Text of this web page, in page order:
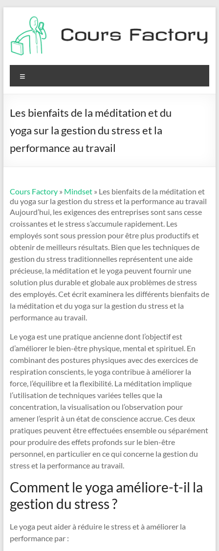
contenu
Cours
Factory
Les bienfaits de la méditation et du
yoga sur la gestion du stress et la
performance au travail
Cours Factory» Mindset» Les bienfaits de la méditation et
du yoga sur la gestion du stress et la performance au travail
Aujourd’hui, les exigences des entreprises sont sans cesse
croissantes et le stress s’accumule rapidement. Les
employés sont sous pression pour être plus productifs et
obtenir de meilleurs résultats. Bien que les techniques de
gestion du stress traditionnelles représentent une aide
précieuse, la méditation et le yoga peuvent fournir une
solution plus durable et globale aux problèmes de stress
des employés. Cet écrit examinera les différents bienfaits de
la méditation et du yoga sur la gestion du stress et la
performance au travail.
Le yoga est une pratique ancienne dont l’objectif est
d’améliorer le bien-être physique, mental et spirituel. En
combinant des postures physiques avec des exercices de
respiration conscients, le yoga contribue à améliorer la
force, l’équilibre et la flexibilité. La méditation implique
l’utilisation de techniques variées telles que la
concentration, la visualisation ou l’observation pour
amener l’esprit à un état de conscience accrue. Ces deux
pratiques peuvent être effectuées ensemble ou séparément
pour produire des effets profonds sur le bien-être
personnel, en particulier en ce qui concerne la gestion du
stress et la performance au travail.
Comment le yoga améliore-t-il la
gestion du stress ?
Le yoga peut aider à réduire le stress et à améliorer la
performance par :